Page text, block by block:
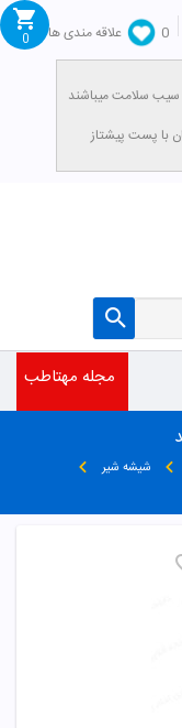
0
علاقه مندی ها
0
مجله مهتاطب
شیشه شیر